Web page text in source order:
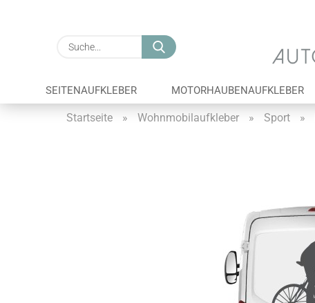
Suche...
SEITENAUFKLEBER MOTORHAUBENAUFKLEBER
Startseite » Wohnmobilaufkleber » Sport »